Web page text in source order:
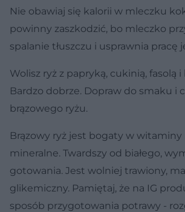
Nie obawiaj się kalorii w mleczku
powinny zaszkodzić, bo mleczko
spalanie tłuszczu i usprawnia pracę
Wolisz ryż z papryką, cukinią, fasolą i
Bardzo dobrze. Dopraw do smaku i
brązowego ryżu.
Brązowy ryż jest bogaty w witaminy
mineralne. Twardszy od białego,
gotowania. Jest wolniej trawiony,
glikemiczny. Pamiętaj, że na IG
sposób przygotowania potrawy -